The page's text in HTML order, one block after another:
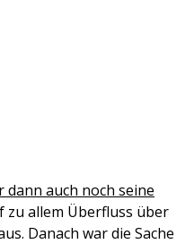
auch noch seine
zu allem Überfluss über
Danach war die Sache